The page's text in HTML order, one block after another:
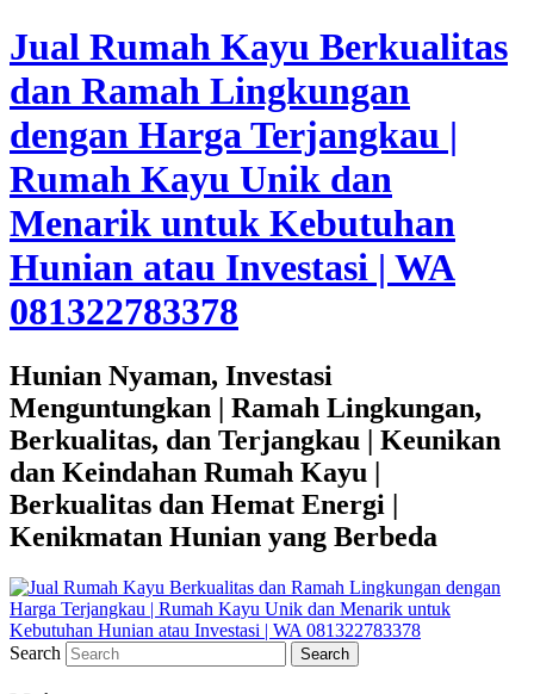
Jual Rumah Kayu Berkualitas
dan Ramah Lingkungan
dengan Harga Terjangkau |
Rumah Kayu Unik dan
Menarik untuk Kebutuhan
Hunian atau Investasi | WA
081322783378
Hunian Nyaman, Investasi
Menguntungkan | Ramah Lingkungan,
Berkualitas, dan Terjangkau | Keunikan
dan Keindahan Rumah Kayu |
Berkualitas dan Hemat Energi |
Kenikmatan Hunian yang Berbeda
Search